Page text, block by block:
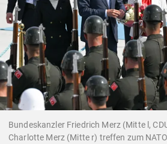
Bundeskanzler Friedrich Merz (Mitte l,
Charlotte Merz (Mitte r) treffen zum